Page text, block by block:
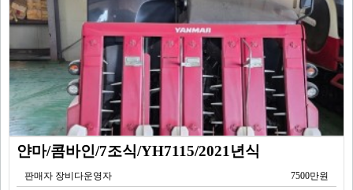
얀마/콤바인/7조식/YH7115/2021년식
판매자 장비다운영자 7500만원